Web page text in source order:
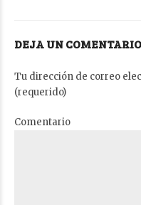
DEJA UN COMENTARIO
Tu dirección de correo
(requerido)
Comentario